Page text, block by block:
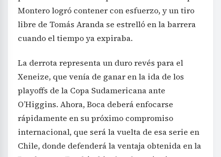
Montero logró contener con esfuerzo, y un tiro
libre de Tomás Aranda se estrelló en la barrera
cuando el tiempo ya expiraba.
La derrota representa un duro revés para el
Xeneize, que venía de ganar en la ida de los
playoffs de la Copa Sudamericana ante
O’Higgins. Ahora, Boca deberá enfocarse
rápidamente en su próximo compromiso
internacional, que será la vuelta de esa serie en
Chile, donde defenderá la ventaja obtenida en la